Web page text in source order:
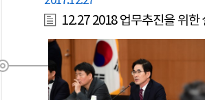
12.27 2018 업무추진을 위한